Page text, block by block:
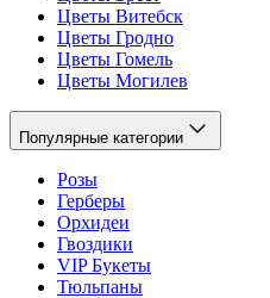
Цветы Витебск
Цветы Гродно
Цветы Гомель
Цветы Могилев
Популярные категории
Розы
Герберы
Орхидеи
Гвоздики
VIP Букеты
Тюльпаны